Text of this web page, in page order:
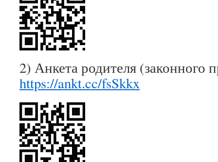
2) Анкета родителя (законного
https://ankt.cc/fsSkkx